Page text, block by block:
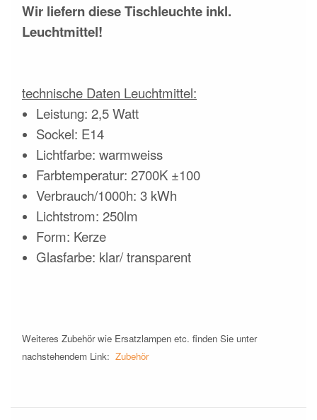
Wir liefern diese Tischleuchte inkl.
Leuchtmittel!
technische Daten Leuchtmittel:
Leistung: 2,5 Watt
Sockel: E14
Lichtfarbe: warmweiss
Farbtemperatur: 2700K ±100
Verbrauch/1000h: 3 kWh
Lichtstrom: 250lm
Form: Kerze
Glasfarbe: klar/ transparent
Weiteres Zubehör wie Ersatzlampen etc. finden Sie unter
nachstehendem Link: Zubehör